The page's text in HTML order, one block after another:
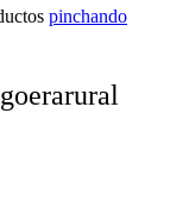
pinchando